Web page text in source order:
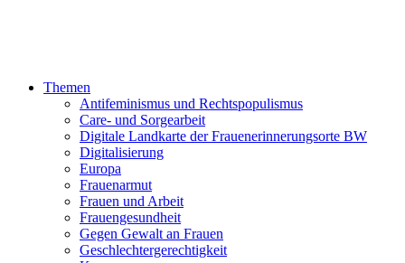
Themen
Antifeminismus und Rechtspopulismus
Care- und Sorgearbeit
Digitale Landkarte der Frauenerinnerungsorte BW
Digitalisierung
Europa
Frauenarmut
Frauen und Arbeit
Frauengesundheit
Gegen Gewalt an Frauen
Geschlechtergerechtigkeit